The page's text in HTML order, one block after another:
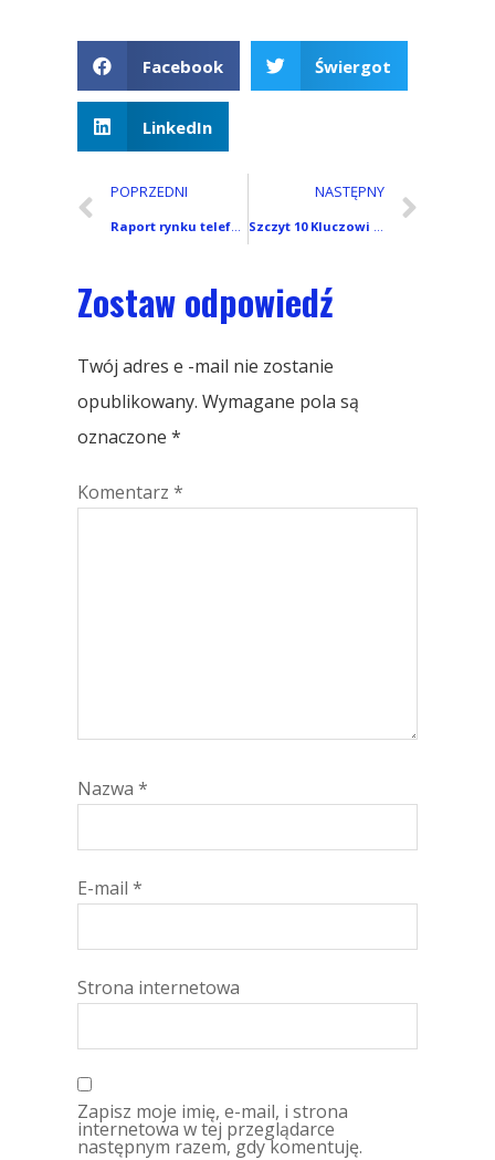
Facebook Świergot
LinkedIn
POPRZEDNI
Raport rynku telefonów komórkowych w Hiszpanii
NASTĘPNY
Szczyt 10 Kluczowi dostawcy i partnerzy smartfonów Xiaomi/Redmi
Zostaw odpowiedź
Twój adres e -mail nie zostanie
opublikowany. Wymagane pola są
oznaczone *
Komentarz *
Nazwa *
E-mail *
Strona internetowa
Zapisz moje imię, e-mail, i strona
internetowa w tej przeglądarce
następnym razem, gdy komentuję.